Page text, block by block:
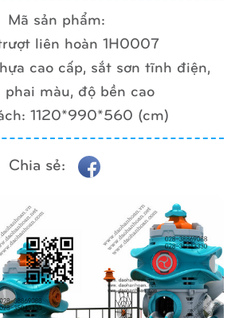
Mã sản phẩm:
trượt liên hoàn 1H0007
cao cấp, sắt sơn tĩnh điện,
phai màu, độ bền cao
1120*990*560 (cm)
Chia sẻ: